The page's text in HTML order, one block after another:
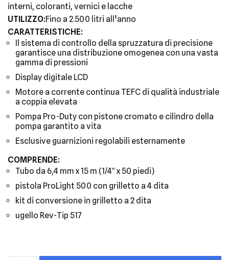
interni, coloranti, vernici e lacche
UTILIZZO:Fino a 2.500 litri all’anno
CARATTERISTICHE:
Il sistema di controllo della spruzzatura di precisione
garantisce una distribuzione omogenea con una vasta
gamma di pressioni
Display digitale LCD
Motore a corrente continua TEFC di qualità industriale
a coppia elevata
Pompa Pro-Duty con pistone cromato e cilindro della
pompa garantito a vita
Esclusive guarnizioni regolabili esternamente
COMPRENDE:
Tubo da 6,4 mm x 15 m (1/4″ x 50 piedi)
pistola ProLight 500 con grilletto a 4 dita
kit di conversione in grilletto a 2 dita
ugello Rev-Tip 517